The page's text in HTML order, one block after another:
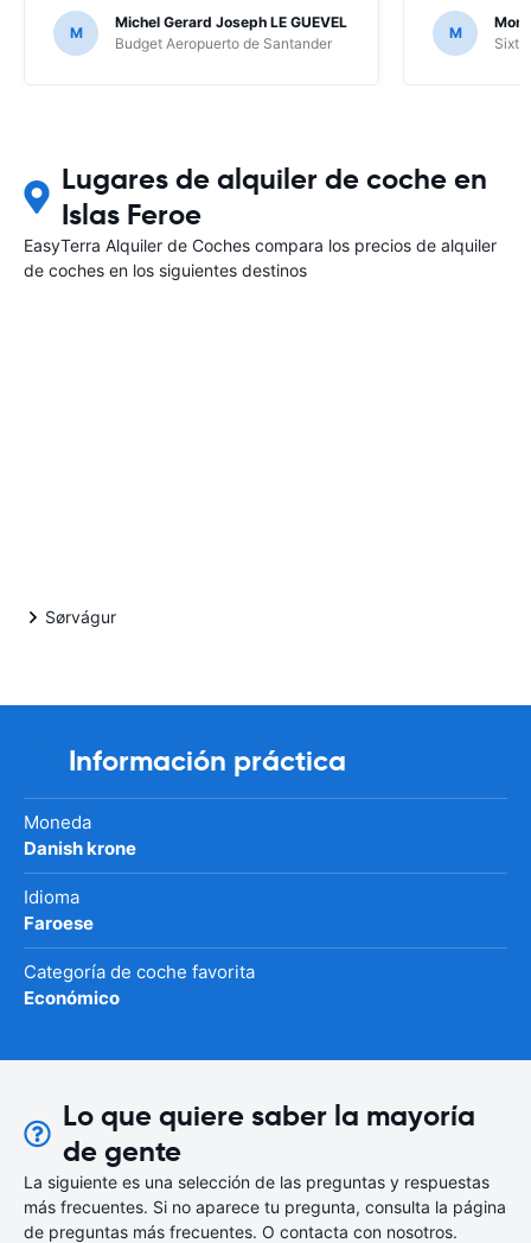
mensajes que me enviaban; por suerte
no ha hecho falta, al no haber ningún
problema, pero en caso contrario...
M
Michel Gerard Joseph LE GUEVEL
Budget Aeropuerto de Santander
M
Sixt
Lugares de alquiler de coche en
Islas Feroe
EasyTerra Alquiler de Coches compara los precios de alquiler
de coches en los siguientes destinos
Sørvágur
Información práctica
Moneda
Danish krone
Idioma
Faroese
Categoría de coche favorita
Económico
Lo que quiere saber la mayoría
de gente
La siguiente es una selección de las preguntas y respuestas
más frecuentes. Si no aparece tu pregunta, consulta la página
de preguntas más frecuentes. O contacta con nosotros.